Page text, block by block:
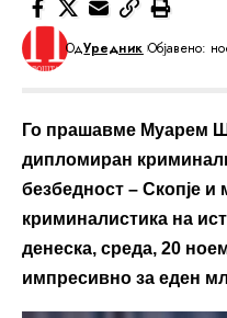
ОдУредник Објавено:
Го прашавме Муарем
дипломиран
безбедност – Скопје и
криминалистика на
денеска, среда, 20
импресивно за еден